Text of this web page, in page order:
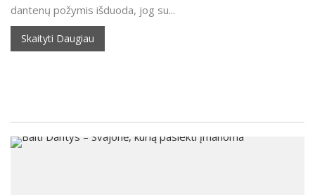
dantenų požymis išduoda, jog su...
Skaityti Daugiau